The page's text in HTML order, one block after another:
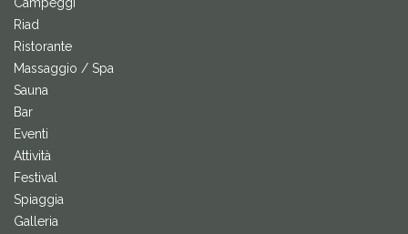
Riad
Ristorante
Massaggio / Spa
Sauna
Bar
Eventi
Attività
Festival
Spiaggia
Galleria